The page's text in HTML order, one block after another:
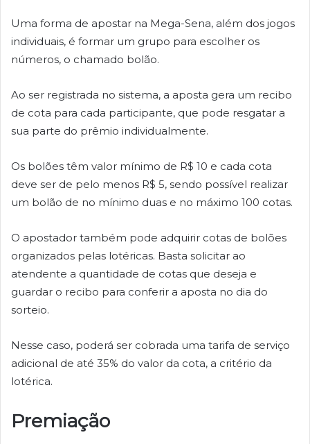
Uma forma de apostar na Mega-Sena, além dos jogos
individuais, é formar um grupo para escolher os
números, o chamado bolão.
Ao ser registrada no sistema, a aposta gera um recibo
de cota para cada participante, que pode resgatar a
sua parte do prêmio individualmente.
Os bolões têm valor mínimo de R$ 10 e cada cota
deve ser de pelo menos R$ 5, sendo possível realizar
um bolão de no mínimo duas e no máximo 100 cotas.
O apostador também pode adquirir cotas de bolões
organizados pelas lotéricas. Basta solicitar ao
atendente a quantidade de cotas que deseja e
guardar o recibo para conferir a aposta no dia do
sorteio.
Nesse caso, poderá ser cobrada uma tarifa de serviço
adicional de até 35% do valor da cota, a critério da
lotérica.
Premiação